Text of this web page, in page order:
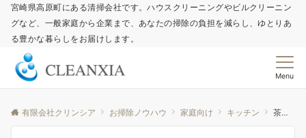
宮崎県高原町にある清掃会社です。ハウスクリーニングやビルクリーニン
グなど、一般家庭から企業まで、あなたの掃除の負担を減らし、ゆとりあ
る豊かな暮らしをお届けします。
Menu
有限会社クリンシア お掃除ノウハウ 家庭向け キッチン 茶渋取りにメラミンスポンジを使わない！キズを付けずにキレイを維持するお掃除方法